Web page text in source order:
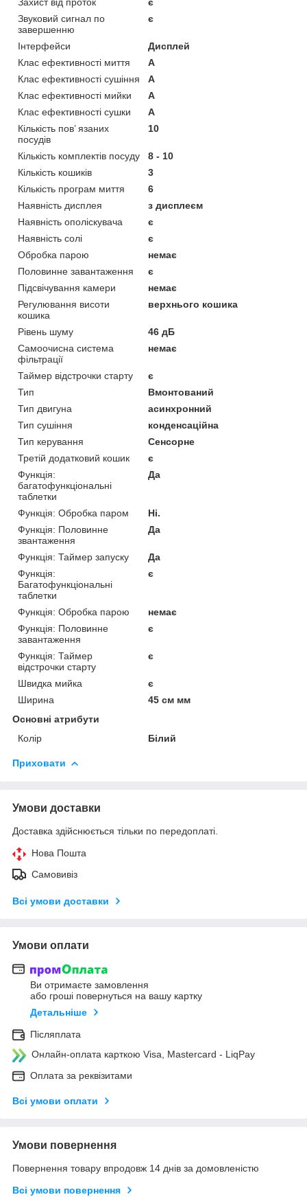
Звуковий сигнал по
завершенню
є
Інтерфейси
Дисплей
Клас ефективності миття
A
Клас ефективності сушіння
A
Клас ефективності мийки
A
Клас ефективності сушки
A
Кількість пов’ язаних
посудів
10
Кількість комплектів посуду
8 - 10
Кількість кошиків
3
Кількість програм миття
6
Наявність дисплея
з дисплеєм
Наявність ополіскувача
є
Наявність солі
є
Обробка парою
немає
Половинне завантаження
є
Підсвічування камери
немає
Регулювання висоти
кошика
верхнього кошика
Рівень шуму
46 дБ
Самоочисна система
фільтрації
немає
Таймер відстрочки старту
є
Тип
Вмонтований
Тип двигуна
асинхронний
Тип сушіння
конденсаційна
Тип керування
Сенсорне
Третій додатковий кошик
є
Функція:
багатофункціональні
таблетки
Да
Функція: Обробка паром
Ні.
Функція: Половинне
звантаження
Да
Функція: Таймер запуску
Да
Функція:
Багатофункціональні
таблетки
є
Функція: Обробка парою
немає
Функція: Половинне
завантаження
є
Функція: Таймер
відстрочки старту
є
Швидка мийка
є
Ширина
45 см мм
Основні атрибути
Колір
Білий
Приховати
Умови доставки
Доставка здійснюється тільки по передоплаті.
Нова Пошта
Самовивіз
Всі умови доставки
Умови оплати
Ви отримаєте замовлення
або гроші повернуться на вашу картку
Детальніше
Післяплата
Онлайн-оплата карткою Visa, Mastercard - LiqPay
Оплата за реквізитами
Всі умови оплати
Умови повернення
Повернення товару впродовж 14 днів за домовленістю
Всі умови повернення